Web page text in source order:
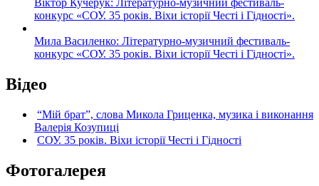
Віктор Кучерук: Літературно-музичний фестиваль-
конкурс «СОУ. 35 років. Віхи історії Честі і Гідності».
Мила Василенко: Літературно-музичний фестиваль-
конкурс «СОУ. 35 років. Віхи історії Честі і Гідності».
Відео
“Мій брат”, слова Микола Гриценка, музика і виконання
Валерія Козупиці
СОУ. 35 років. Віхи історії Честі і Гідності
Фотогалерея